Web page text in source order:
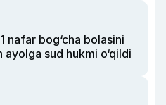
nafar bog‘cha bolasini
sud hukmi o‘qildi